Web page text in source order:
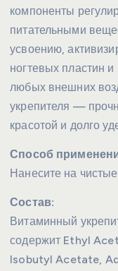
компоненты
питательными
усвоению,
ногтевых пластин
любых внешних
укрепителя —
красотой и долго
Способ
Нанесите на
Состав:
Витаминный
содержит Ethyl
Isobutyl Acetate,